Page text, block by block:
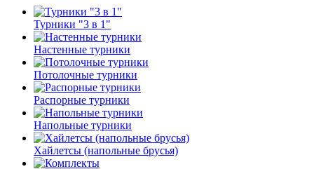
Турники "3 в 1"
Настенные турники
Потолочные турники
Распорные турники
Напольные турники
Хайлетсы (напольные брусья)